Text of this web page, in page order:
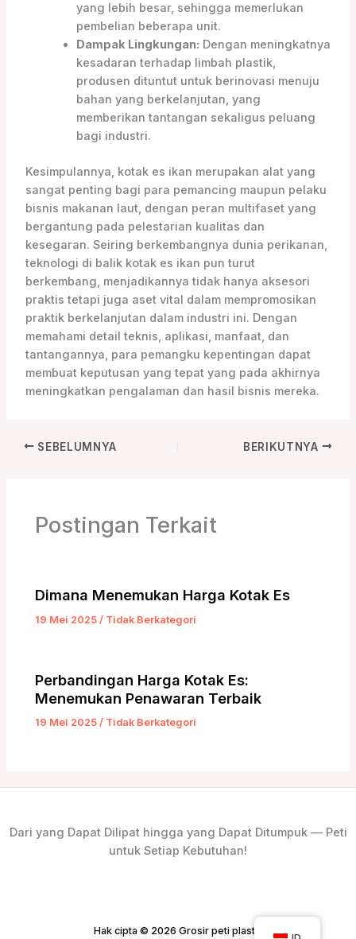
yang lebih besar, sehingga memerlukan
pembelian beberapa unit.
Dampak Lingkungan: Dengan meningkatnya
kesadaran terhadap limbah plastik,
produsen dituntut untuk berinovasi menuju
bahan yang berkelanjutan, yang
memberikan tantangan sekaligus peluang
bagi industri.
Kesimpulannya, kotak es ikan merupakan alat yang
sangat penting bagi para pemancing maupun pelaku
bisnis makanan laut, dengan peran multifaset yang
bergantung pada pelestarian kualitas dan
kesegaran. Seiring berkembangnya dunia perikanan,
teknologi di balik kotak es ikan pun turut
berkembang, menjadikannya tidak hanya aksesori
praktis tetapi juga aset vital dalam mempromosikan
praktik berkelanjutan dalam industri ini. Dengan
memahami detail teknis, aplikasi, manfaat, dan
tantangannya, para pemangku kepentingan dapat
membuat keputusan yang tepat yang pada akhirnya
meningkatkan pengalaman dan hasil bisnis mereka.
SEBELUMNYA BERIKUTNYA
Postingan Terkait
Dimana Menemukan Harga Kotak Es
19 Mei 2025/ Tidak Berkategori
Perbandingan Harga Kotak Es:
Menemukan Penawaran Terbaik
19 Mei 2025/ Tidak Berkategori
Dari yang Dapat Dilipat hingga yang Dapat Ditumpuk — Peti
untuk Setiap Kebutuhan!
Hak cipta © 2026 Grosir peti plastik